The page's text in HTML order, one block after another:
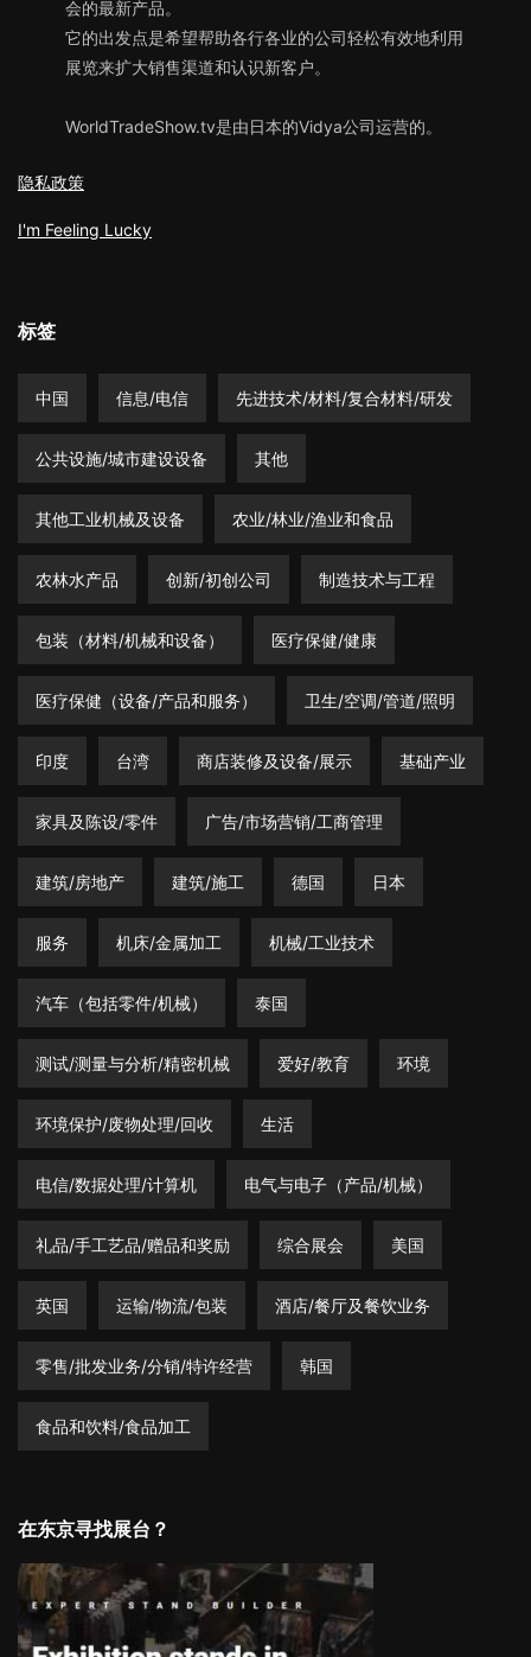
会的最新产品。
它的出发点是希望帮助各行各业的公司轻松有效地利用
展览来扩大销售渠道和认识新客户。
WorldTradeShow.tv是由日本的Vidya公司运营的。
隐私政策
I'm Feeling Lucky
标签
中国 信息/电信 先进技术/材料/复合材料/研发
公共设施/城市建设设备 其他
其他工业机械及设备 农业/林业/渔业和食品
农林水产品 创新/初创公司 制造技术与工程
包装（材料/机械和设备） 医疗保健/健康
医疗保健（设备/产品和服务） 卫生/空调/管道/照明
印度 台湾 商店装修及设备/展示 基础产业
家具及陈设/零件 广告/市场营销/工商管理
建筑/房地产 建筑/施工 德国 日本
服务 机床/金属加工 机械/工业技术
汽车（包括零件/机械） 泰国
测试/测量与分析/精密机械 爱好/教育 环境
环境保护/废物处理/回收 生活
电信/数据处理/计算机 电气与电子（产品/机械）
礼品/手工艺品/赠品和奖励 综合展会 美国
英国 运输/物流/包装 酒店/餐厅及餐饮业务
零售/批发业务/分销/特许经营 韩国
食品和饮料/食品加工
在东京寻找展台？